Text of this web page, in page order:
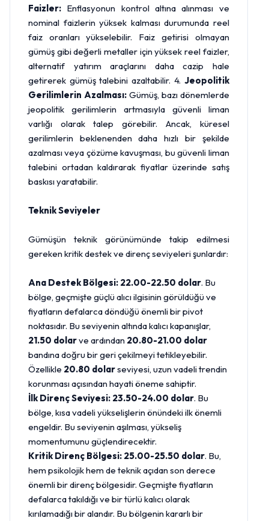
Faizler: Enflasyonun kontrol altına alınması ve
nominal faizlerin yüksek kalması durumunda reel
faiz oranları yükselebilir. Faiz getirisi olmayan
gümüş gibi değerli metaller için yüksek reel faizler,
alternatif yatırım araçlarını daha cazip hale
getirerek gümüş talebini azaltabilir. 4. Jeopolitik
Gerilimlerin Azalması:Gümüş, bazı dönemlerde
jeopolitik gerilimlerin artmasıyla güvenli liman
varlığı olarak talep görebilir. Ancak, küresel
gerilimlerin beklenenden daha hızlı bir şekilde
azalması veya çözüme kavuşması, bu güvenli liman
talebini ortadan kaldırarak fiyatlar üzerinde satış
baskısı yaratabilir.
Teknik Seviyeler
Gümüşün teknik görünümünde takip edilmesi
gereken kritik destek ve direnç seviyeleri şunlardır:
Ana Destek Bölgesi: 22.00-22.50 dolar. Bu
bölge, geçmişte güçlü alıcı ilgisinin görüldüğü ve
fiyatların defalarca döndüğü önemli bir pivot
noktasıdır. Bu seviyenin altında kalıcı kapanışlar,
21.50 dolarve ardından 20.80-21.00 dolar
bandına doğru bir geri çekilmeyi tetikleyebilir.
Özellikle 20.80 dolarseviyesi, uzun vadeli trendin
korunması açısından hayati öneme sahiptir.
İlk Direnç Seviyesi: 23.50-24.00 dolar. Bu
bölge, kısa vadeli yükselişlerin önündeki ilk önemli
engeldir. Bu seviyenin aşılması, yükseliş
momentumunu güçlendirecektir.
Kritik Direnç Bölgesi: 25.00-25.50 dolar. Bu,
hem psikolojik hem de teknik açıdan son derece
önemli bir direnç bölgesidir. Geçmişte fiyatların
defalarca takıldığı ve bir türlü kalıcı olarak
kırılamadığı bir alandır. Bu bölgenin kararlı bir